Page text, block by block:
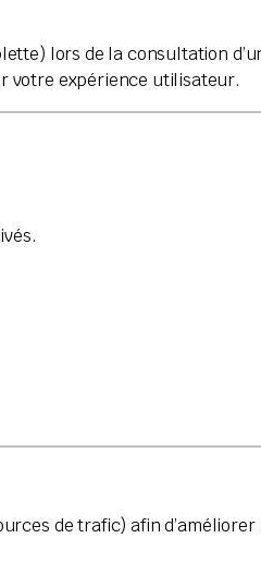
lors de la consultation
votre expérience utilisateur.
de trafic) afin d’améliorer